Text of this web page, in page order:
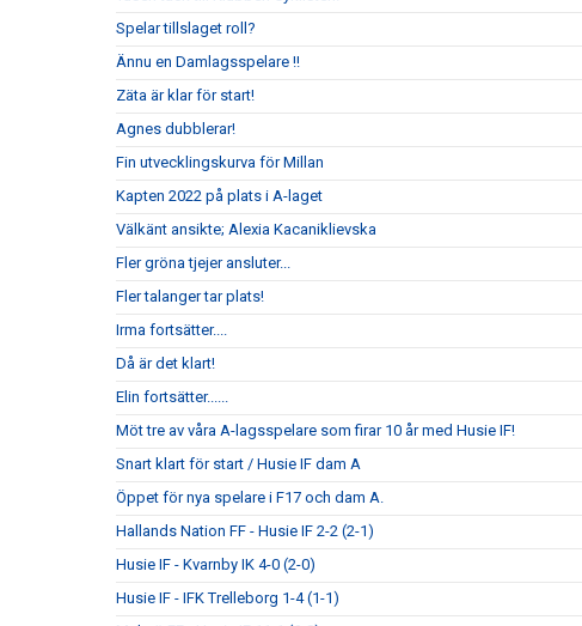
Spelar tillslaget roll?
Ännu en Damlagsspelare !!
Zäta är klar för start!
Agnes dubblerar!
Fin utvecklingskurva för Millan
Kapten 2022 på plats i A-laget
Välkänt ansikte; Alexia Kacaniklievska
Fler gröna tjejer ansluter...
Fler talanger tar plats!
Irma fortsätter....
Då är det klart!
Elin fortsätter......
Möt tre av våra A-lagsspelare som firar 10 år med Husie IF!
Snart klart för start / Husie IF dam A
Öppet för nya spelare i F17 och dam A.
Hallands Nation FF - Husie IF 2-2 (2-1)
Husie IF - Kvarnby IK 4-0 (2-0)
Husie IF - IFK Trelleborg 1-4 (1-1)